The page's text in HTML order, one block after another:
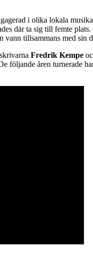
i olika lokala
där ta sig till femte
vann tillsammans med sin
Fredrik Kempe
följande åren turnerade